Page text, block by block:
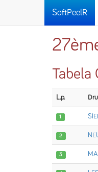
SoftPeelR
Tabela
L.p.
1
2
3